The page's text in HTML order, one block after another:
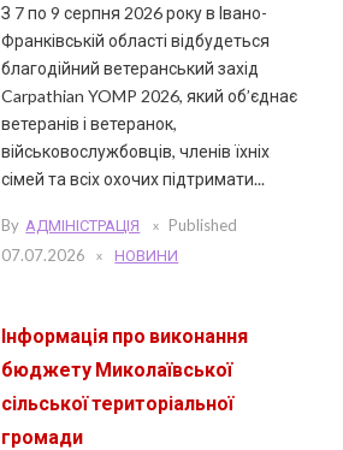
З 7 по 9 серпня 2026 року в Івано-
Франківській області відбудеться
благодійний ветеранський захід
Carpathian YOMP 2026, який об’єднає
ветеранів і ветеранок,
військовослужбовців, членів їхніх
сімей та всіх охочих підтримати...
By АДМІНІСТРАЦІЯ
Published
07.07.2026
НОВИНИ
Інформація про виконання
бюджету Миколаївської
сільської територіальної
громади